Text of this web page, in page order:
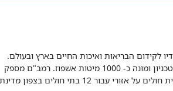
לקידום הבריאות ואיכות החיים בארץ ובעולם.
רמב"ם הוא בית חולים ממשלתי אקדמי, המסונף לפקולטה לרפואה של הטכניון ומונה כ- 1000 מיטות אשפוז. רמב"ם מספק
שירותי רפואה לכ-2,700,000 תושבים, צה"ל וכוחות הביטחון, ומשמש כבית חולים על אזורי עבור 12 בתי חולים בצפון מדינת